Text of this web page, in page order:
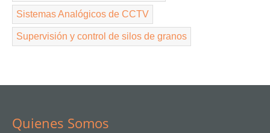
Sistemas Analógicos de CCTV
Supervisión y control de silos de granos
Quienes Somos